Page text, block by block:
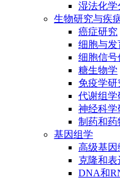
湿法化学
生物研究与疾
癌症研究
细胞与发
细胞信号
糖生物学
免疫学研
代谢组学
神经科学
制药和药
基因组学
高级基因
克隆和表
DNA和